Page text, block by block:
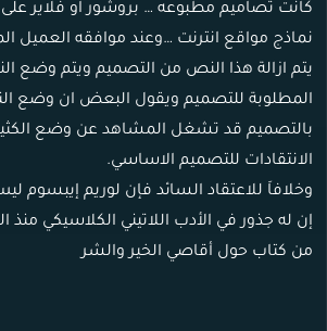
كانت تصاميم مطبوعه … بروشور او فلاير
نماذج مواقع انترنت …وعند موافقه العميل
يتم ازالة هذا النص من التصميم ويتم وضع
المطلوبة للتصميم ويقول البعض ان وضع
بالتصميم قد تشغل المشاهد عن وضع
الانتقادات للتصميم الاساسي.
وخلافاَ للاعتقاد السائد فإن لوريم إيبسوم
إن له جذور في الأدب اللاتيني الكلاسيكي منذ
من كتاب حول أقاصي الخير والشر